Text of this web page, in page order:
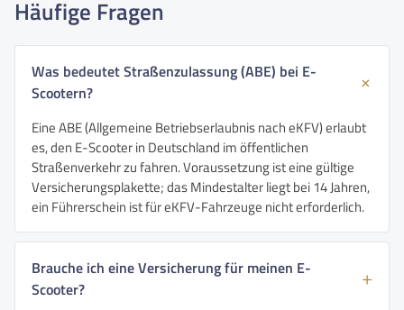
Häufige Fragen
Was bedeutet Straßenzulassung (ABE) bei E-
Scootern?
Eine ABE (Allgemeine Betriebserlaubnis nach eKFV) erlaubt
es, den E-Scooter in Deutschland im öffentlichen
Straßenverkehr zu fahren. Voraussetzung ist eine gültige
Versicherungsplakette; das Mindestalter liegt bei 14 Jahren,
ein Führerschein ist für eKFV-Fahrzeuge nicht erforderlich.
Brauche ich eine Versicherung für meinen E-
Scooter?